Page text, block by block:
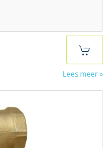
Lees meer »